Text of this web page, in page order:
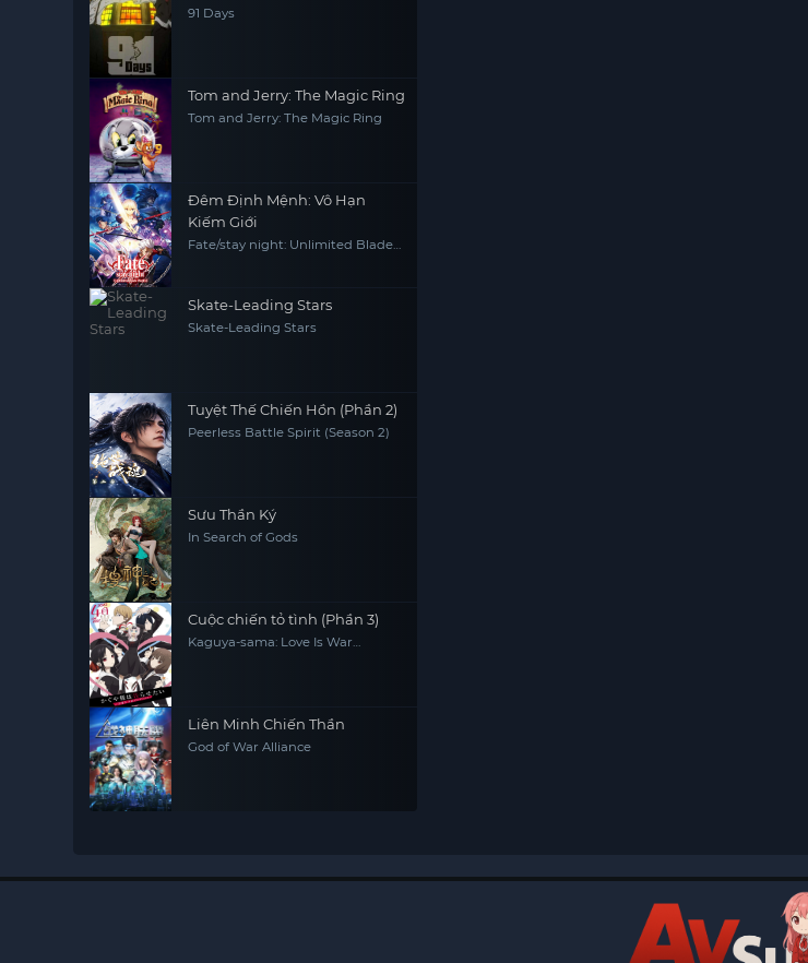
91 Days
Tom and Jerry: The Magic Ring
Tom and Jerry: The Magic Ring
Đêm Định Mệnh: Vô Hạn
Kiếm Giới
Fate/stay night: Unlimited Blade
Skate-Leading Stars
Skate-Leading Stars
Tuyệt Thế Chiến Hồn (Phần 2)
Peerless Battle Spirit (Season 2)
Sưu Thần Ký
In Search of Gods
Cuộc chiến tỏ tình (Phần 3)
Kaguya-sama: Love Is War
Liên Minh Chiến Thần
God of War Alliance